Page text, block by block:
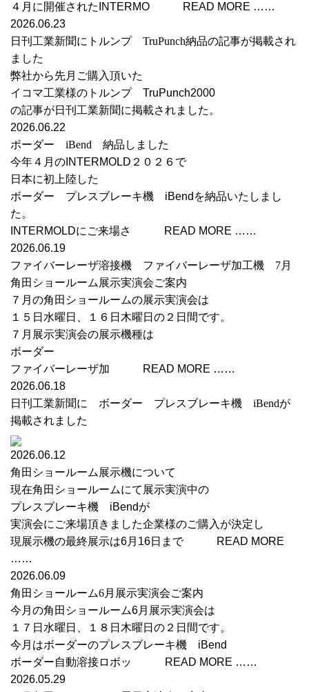
４月に開催されたINTERMO READ MORE ……
2026.06.23
日刊工業新聞にトルンプ TruPunch納品の記事が掲載され
ました
弊社から先月ご購入頂いた
イコマ工業様のトルンプ TruPunch2000
の記事が日刊工業新聞に掲載されました。
2026.06.22
ボーダー iBend 納品しました
今年４月のINTERMOLD２０２６で
日本に初上陸した
ボーダー プレスブレーキ機 iBendを納品いたしまし
た。
INTERMOLDにご来場さ READ MORE ……
2026.06.19
ファイバーレーザ溶接機 ファイバーレーザ加工機 7月
角田ショールーム展示実演会ご案内
７月の角田ショールームの展示実演会は
１５日水曜日、１６日木曜日の２日間です。
７月展示実演会の展示機種は
ボーダー
ファイバーレーザ加 READ MORE ……
2026.06.18
日刊工業新聞に ボーダー プレスブレーキ機 iBendが
掲載されました
2026.06.12
角田ショールーム展示機について
現在角田ショールームにて展示実演中の
プレスブレーキ機 iBendが
実演会にご来場頂きました企業様のご購入が決定し
現展示機の最終展示は6月16日まで READ MORE
……
2026.06.09
角田ショールーム6月展示実演会ご案内
今月の角田ショールーム6月展示実演会は
１７日水曜日、１８日木曜日の２日間です。
今月はボーダーのプレスブレーキ機 iBend
ボーダー自動溶接ロボッ READ MORE ……
2026.05.29